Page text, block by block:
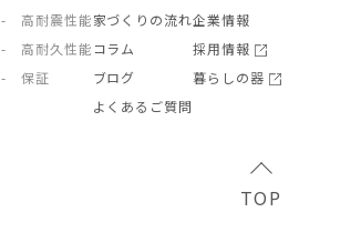
- 高耐震性能
- 高耐久性能
- 保証
家づくりの流れ
コラム
ブログ
よくあるご質問
企業情報
採用情報
暮らしの器
TOP